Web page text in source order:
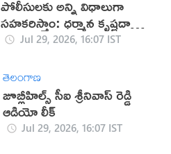
పోలీసులకు అన్ని విధాలుగా
సహకరిస్తాం: ధర్మాన కృష్ణదాస్
(వీడియో)
Jul 29, 2026, 16:07 IST
తెలంగాణ
జూబ్లీహిల్స్ సీఐ శ్రీనివాస్ రెడ్డి
ఆడియో లీక్
Jul 29, 2026, 16:07 IST